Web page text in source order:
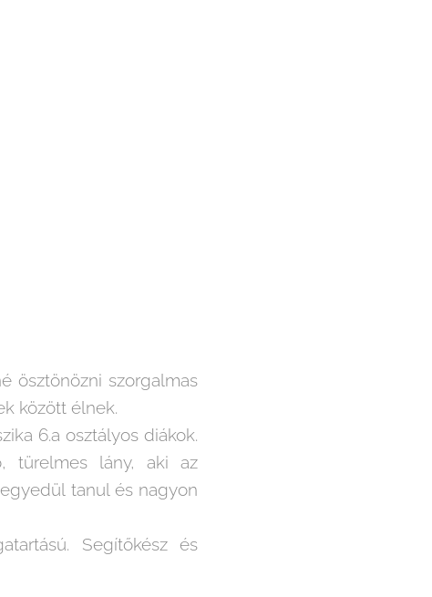
ösztönözni szorgalmas
között élnek.
6.a osztályos diákok.
türelmes lány, aki az
tanul és nagyon
Segítőkész és